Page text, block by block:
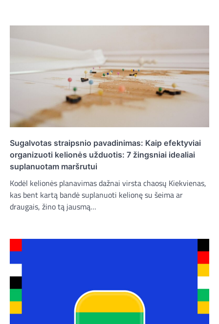
Sugalvotas straipsnio pavadinimas: Kaip efektyviai
organizuoti kelionės užduotis: 7 žingsniai idealiai
suplanuotam maršrutui
Kodėl kelionės planavimas dažnai virsta chaosų Kiekvienas,
kas bent kartą bandė suplanuoti kelionę su šeima ar
draugais, žino tą jausmą…